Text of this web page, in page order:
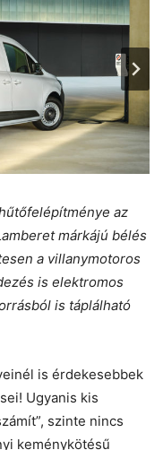
az
márkájú bélés
a villanymotoros
is elektromos
is táplálható
is érdekesebbek
Ugyanis kis
szinte nincs
keménykötésű